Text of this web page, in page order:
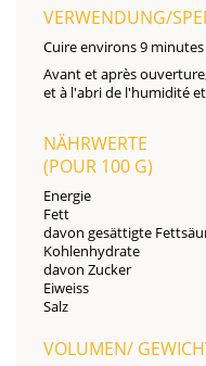
VERWENDUNG/
Cuire environs 9
Avant et après
et à l'abri de l'humidité
NÄHRWERTE
(POUR 100 G)
Energie
Fett
davon gesättigte
Kohlenhydrate
davon Zucker
Eiweiss
Salz
VOLUMEN/